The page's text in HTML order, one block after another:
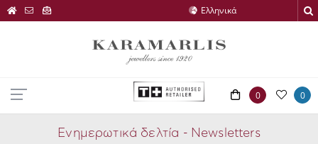
0 0
Ενημερωτικά δελτία - Newsletters